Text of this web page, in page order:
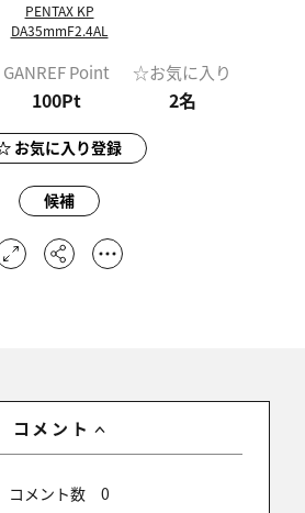
PENTAX KP
DA35mmF2.4AL
GANREF Point
100Pt
☆お気に入り
2名
お気に入り登録
候補
コメント
コメント数 0